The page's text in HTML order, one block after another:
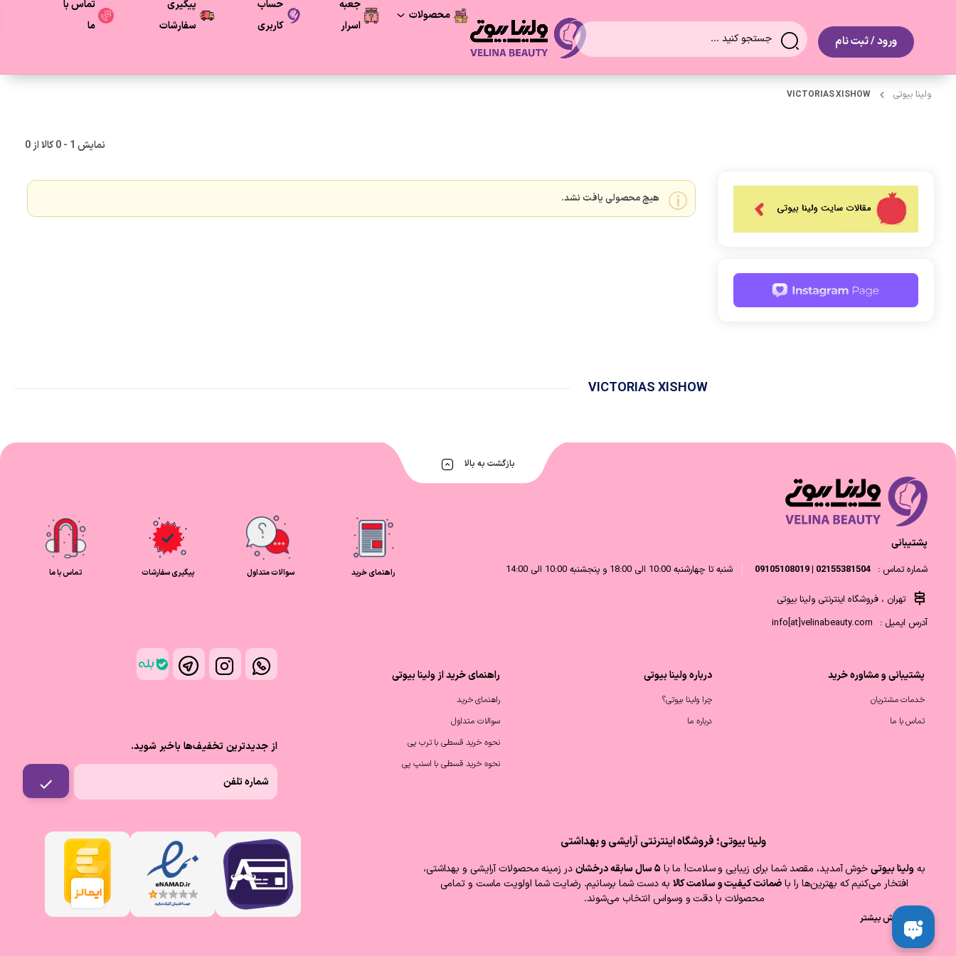
ورود / ثبت نام
محصولات
جعبه
اسرار
حساب
کاربری
پیگیری
سفارشات
تماس با
ما
ولینا بیوتی VICTORIAS XISHOW
نمایش 1
-
0کالا از0
هیچ محصولی یافت نشد.
VICTORIAS XISHOW
بازگشت به بالا
پشتیبانی
شماره تماس : 02155381504 | 09105108019 شنبه تا چهارشنبه 10:00 الی 18:00 و پنجشنبه 10:00 الی 14:00
تهران ، فروشگاه اینترنتی ولینا بیوتی
آدرس ایمیل : info[at]velinabeauty.com
راهنمای خرید سوالات متداول پیگیری سفارشات تماس با ما
پشتیبانی و مشاوره خرید
خدمات مشتریان
تماس با ما
درباره ولینا بیوتی
چرا ولینا بیوتی؟
درباره ما
راهنمای خرید از ولینا بیوتی
راهنمای خرید
سوالات متداول
نحوه خرید قسطی با ترب پی
نحوه خرید قسطی با اسنپ پی
از جدیدترین تخفیف‌ها باخبر شوید.
ولینا بیوتی؛ فروشگاه اینترنتی آرایشی و بهداشتی
بهولینا بیوتیخوش آمدید، مقصد شما برای زیبایی و سلامت! ما با ۵ سال سابقه درخشان
در زمینه محصولات آرایشی و بهداشتی،
افتخار می‌کنیم که بهترین‌ها را باضمانت کیفیت و سلامت کالا به دست شما برسانیم. رضایت شما اولویت ماست و تمامی
محصولات با دقت و وسواس انتخاب می‌شوند.
نمایش بیشتر